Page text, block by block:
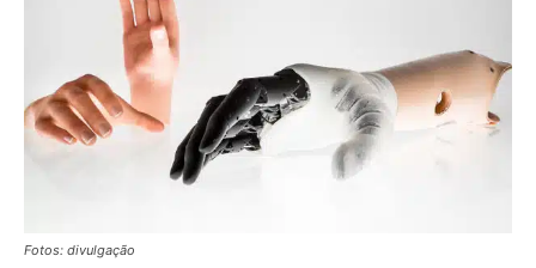
Fotos: divulgação